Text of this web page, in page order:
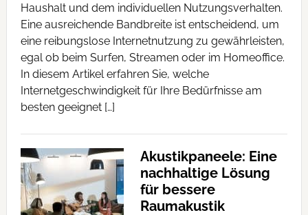
Haushalt und dem individuellen Nutzungsverhalten.
Eine ausreichende Bandbreite ist entscheidend, um
eine reibungslose Internetnutzung zu gewährleisten,
egal ob beim Surfen, Streamen oder im Homeoffice.
In diesem Artikel erfahren Sie, welche
Internetgeschwindigkeit für Ihre Bedürfnisse am
besten geeignet […]
Akustikpaneele: Eine
nachhaltige Lösung
für bessere
Raumakustik